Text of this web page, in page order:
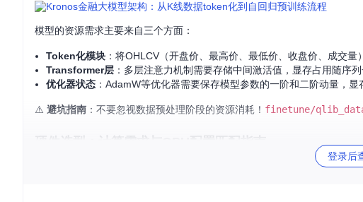
模型的资源需求主要来自三个方面：
Token化模块 ：将OHLCV（开盘价、最高价、最低价、收盘价、成交
Transformer层 ：多层注意力机制需要存储中间激活值，显存占用随序
优化器状态 ：AdamW等优化器需要保存模型参数的一阶和二阶动量，
⚠️ 避坑指南 ：不要忽视数据预处理阶段的资源消耗！ finetune/
选择合适的GPU是平衡成本与性能的关键。Kronos的显存需求可通过以下
登录后